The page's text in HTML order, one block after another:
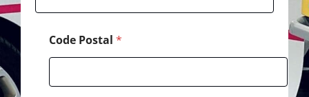
Code Postal *